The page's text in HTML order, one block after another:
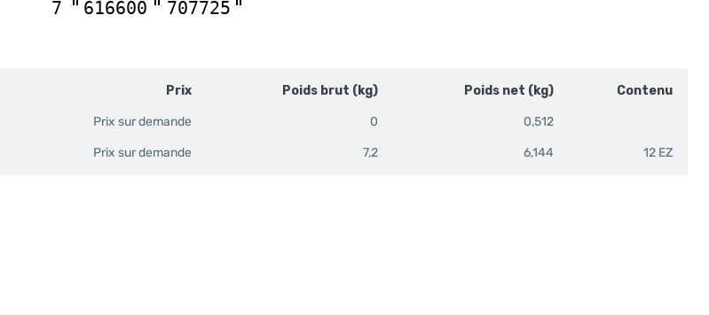
7 616600 707725
Prix Poids brut (kg) Poids net (kg) Contenu
Prix sur demande 0 0,512
Prix sur demande 7,2 6,144 12 EZ